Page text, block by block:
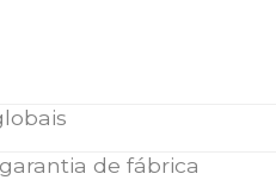
de fábrica